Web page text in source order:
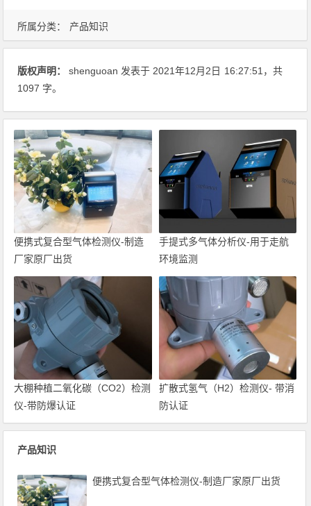
所属分类： 产品知识
版权声明： shenguoan 发表于 2021年12月2日 16:27:51 ，共
1097 字。
便携式复合型气体检测仪-制造
厂家原厂出货
手提式多气体分析仪-用于走航
环境监测
大棚种植二氧化碳（CO2）检测
仪-带防爆认证
扩散式氢气（H2）检测仪- 带消
防认证
产品知识
便携式复合型气体检测仪-制造厂家原厂出货